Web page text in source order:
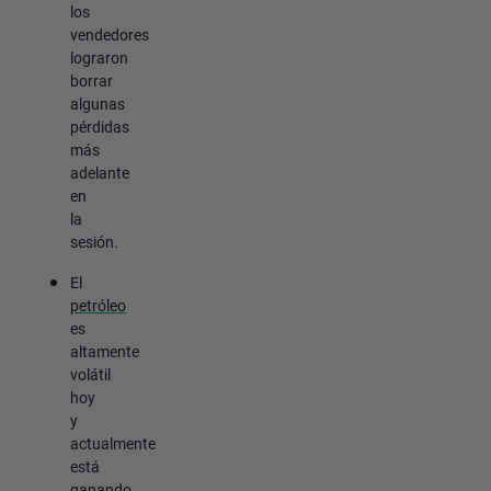
los
vendedores
lograron
borrar
algunas
pérdidas
más
adelante
en
la
sesión.
El
petróleo
es
altamente
volátil
hoy
y
actualmente
está